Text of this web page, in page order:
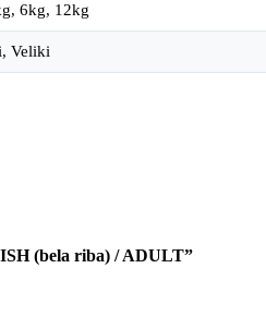
6kg, 12kg
Veliki
(bela riba) / ADULT”